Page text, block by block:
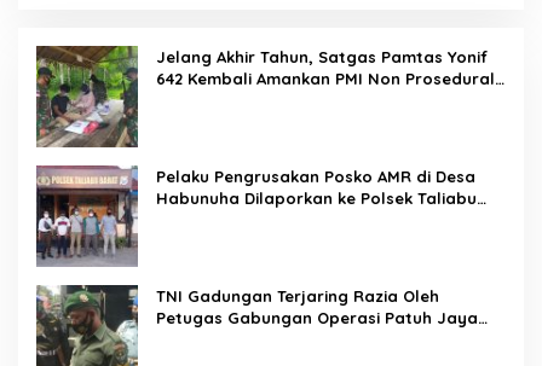
Jelang Akhir Tahun, Satgas Pamtas Yonif
642 Kembali Amankan PMI Non Prosedural
Pelaku Pengrusakan Posko AMR di Desa
Habunuha Dilaporkan ke Polsek Taliabu
TNI Gadungan Terjaring Razia Oleh
Petugas Gabungan Operasi Patuh Jaya